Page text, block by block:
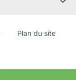
Plan du site